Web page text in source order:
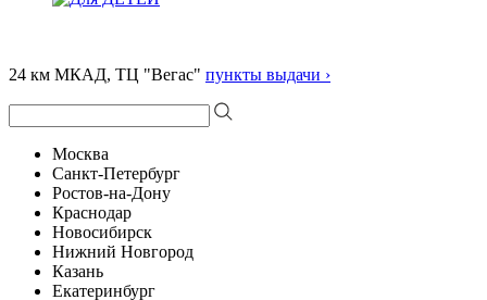
24 км МКАД, ТЦ "Вегас" пункты выдачи ›
Москва
Санкт-Петербург
Ростов-на-Дону
Краснодар
Новосибирск
Нижний Новгород
Казань
Екатеринбург